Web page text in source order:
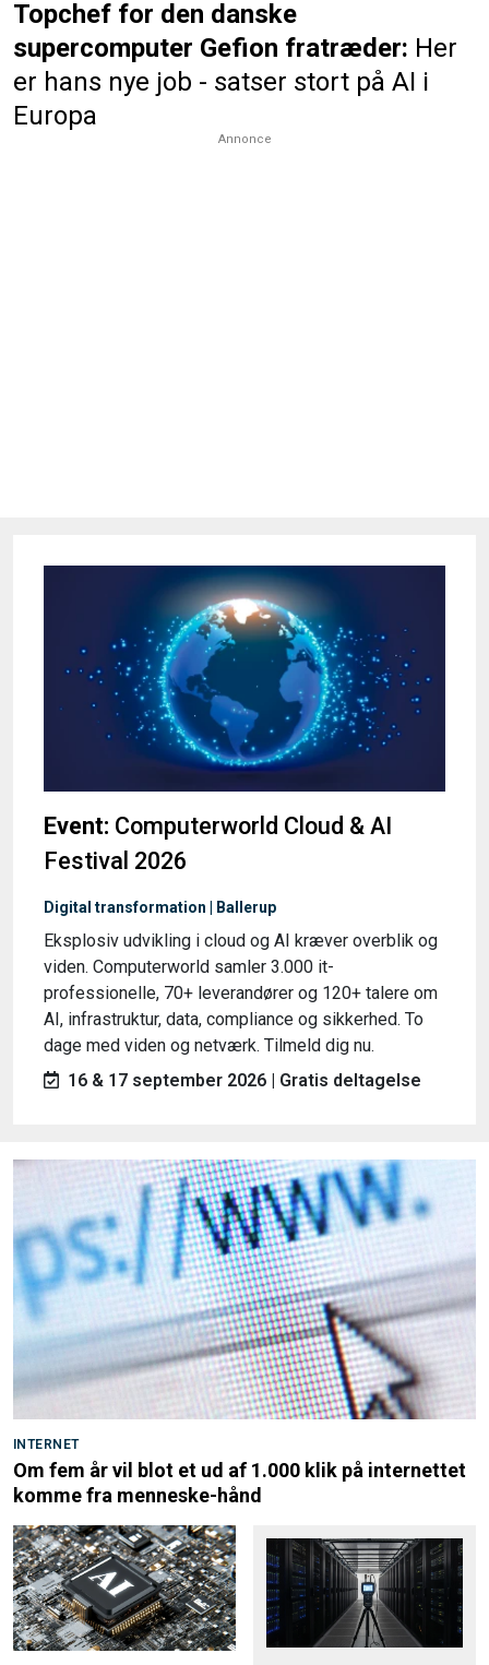
Topchef for den danske
supercomputer Gefion fratræder: Her
er hans nye job - satser stort på AI i
Europa
Annonce
Event: Computerworld Cloud & AI
Festival 2026
Digital transformation | Ballerup
Eksplosiv udvikling i cloud og AI kræver overblik og
viden. Computerworld samler 3.000 it-
professionelle, 70+ leverandører og 120+ talere om
AI, infrastruktur, data, compliance og sikkerhed. To
dage med viden og netværk. Tilmeld dig nu.
16 & 17 september 2026 | Gratis deltagelse
INTERNET
Om fem år vil blot et ud af 1.000 klik på internettet
komme fra menneske-hånd